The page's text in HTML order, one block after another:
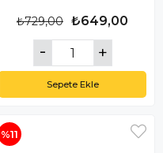
₺649,00
₺729,00
Sepete Ekle
%11